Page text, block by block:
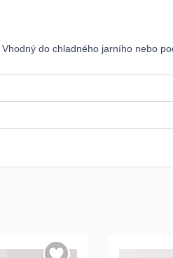
do chladného jarního nebo